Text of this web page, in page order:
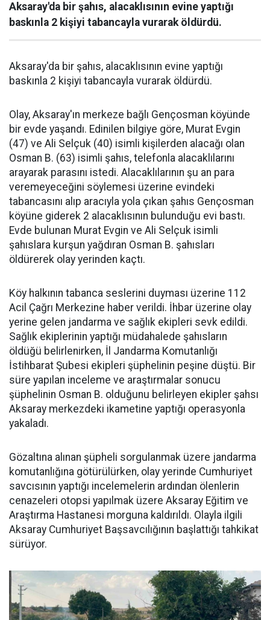
Aksaray'da bir şahıs, alacaklısının evine yaptığı
baskınla 2 kişiyi tabancayla vurarak öldürdü.
Aksaray'da bir şahıs, alacaklısının evine yaptığı
baskınla 2 kişiyi tabancayla vurarak öldürdü.
Olay, Aksaray'ın merkeze bağlı Gençosman köyünde
bir evde yaşandı. Edinilen bilgiye göre, Murat Evgin
(47) ve Ali Selçuk (40) isimli kişilerden alacağı olan
Osman B. (63) isimli şahıs, telefonla alacaklılarını
arayarak parasını istedi. Alacaklılarının şu an para
veremeyeceğini söylemesi üzerine evindeki
tabancasını alıp aracıyla yola çıkan şahıs Gençosman
köyüne giderek 2 alacaklısının bulunduğu evi bastı.
Evde bulunan Murat Evgin ve Ali Selçuk isimli
şahıslara kurşun yağdıran Osman B. şahısları
öldürerek olay yerinden kaçtı.
Köy halkının tabanca seslerini duyması üzerine 112
Acil Çağrı Merkezine haber verildi. İhbar üzerine olay
yerine gelen jandarma ve sağlık ekipleri sevk edildi.
Sağlık ekiplerinin yaptığı müdahalede şahısların
öldüğü belirlenirken, İl Jandarma Komutanlığı
İstihbarat Şubesi ekipleri şüphelinin peşine düştü. Bir
süre yapılan inceleme ve araştırmalar sonucu
şüphelinin Osman B. olduğunu belirleyen ekipler şahsı
Aksaray merkezdeki ikametine yaptığı operasyonla
yakaladı.
Gözaltına alınan şüpheli sorgulanmak üzere jandarma
komutanlığına götürülürken, olay yerinde Cumhuriyet
savcısının yaptığı incelemelerin ardından ölenlerin
cenazeleri otopsi yapılmak üzere Aksaray Eğitim ve
Araştırma Hastanesi morguna kaldırıldı. Olayla ilgili
Aksaray Cumhuriyet Başsavcılığının başlattığı tahkikat
sürüyor.